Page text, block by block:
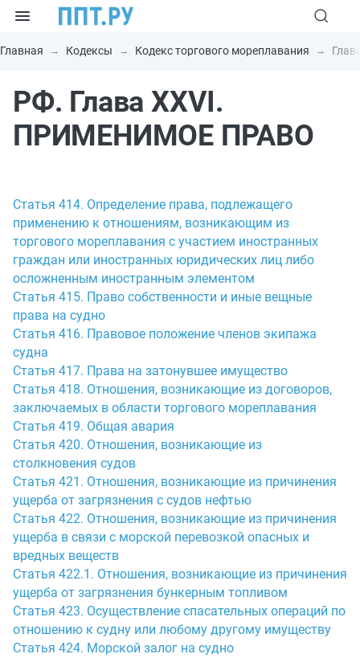
Главная Кодексы Кодекс торгового мореплавания
РФ. Глава XXVI.
ПРИМЕНИМОЕ ПРАВО
Статья 414. Определение права, подлежащего
применению к отношениям, возникающим из
торгового мореплавания с участием иностранных
граждан или иностранных юридических лиц либо
осложненным иностранным элементом
Статья 415. Право собственности и иные вещные
права на судно
Статья 416. Правовое положение членов экипажа
судна
Статья 417. Права на затонувшее имущество
Статья 418. Отношения, возникающие из договоров,
заключаемых в области торгового мореплавания
Статья 419. Общая авария
Статья 420. Отношения, возникающие из
столкновения судов
Статья 421. Отношения, возникающие из причинения
ущерба от загрязнения с судов нефтью
Статья 422. Отношения, возникающие из причинения
ущерба в связи с морской перевозкой опасных и
вредных веществ
Статья 422.1. Отношения, возникающие из причинения
ущерба от загрязнения бункерным топливом
Статья 423. Осуществление спасательных операций по
отношению к судну или любому другому имуществу
Статья 424. Морской залог на судно